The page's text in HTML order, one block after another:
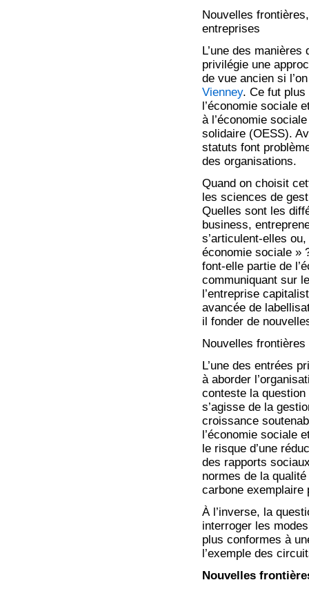
Nouvelles
entreprises
L’une des manières
privilégie une
de vue ancien si
Vienney. Ce fut plus
l’économie sociale
à l’économie
solidaire (OESS).
statuts font
des organisations.
Quand on choisit
les sciences de
Quelles sont les
business,
s’articulent-elles
économie sociale »
font-elle partie de
communiquant sur
l’entreprise
avancée de
il fonder de
Nouvelles
L’une des entrées
à aborder
conteste la question
s’agisse de la
croissance
l’économie sociale
le risque d’une
des rapports
normes de la
carbone exemplaire
À l’inverse, la
interroger les
plus conformes à
l’exemple des
Nouvelles